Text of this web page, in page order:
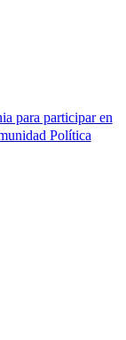
para participar en
Política